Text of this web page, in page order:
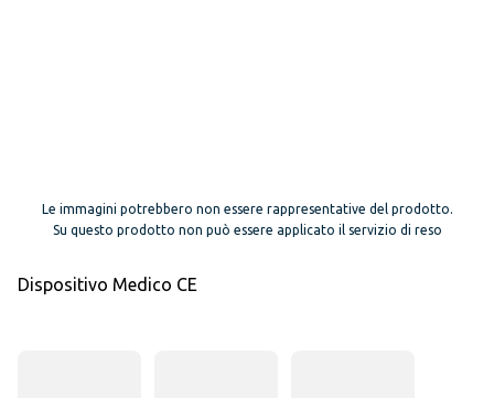
Le immagini potrebbero non essere rappresentative del prodotto.
Su questo prodotto non può essere applicato il servizio di reso
Dispositivo Medico CE